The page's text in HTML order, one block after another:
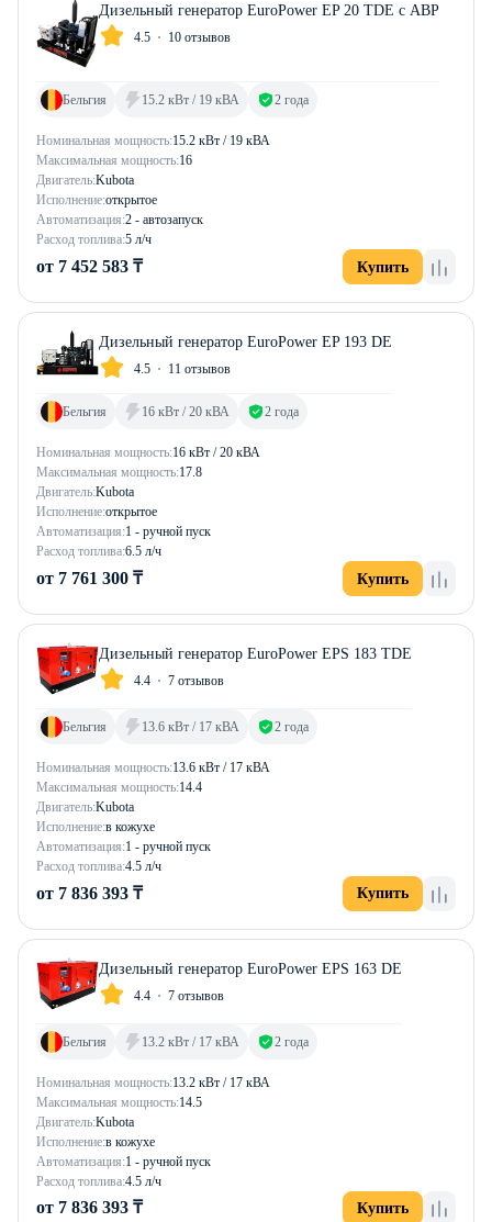
Дизельный генератор EuroPower EP 20 TDE с АВР
4.5 10 отзывов
Номинальная мощность:15.2 кВт / 19 кВА
Максимальная мощность:16
Двигатель:Kubota
Исполнение:открытое
Автоматизация:2 - автозапуск
Расход топлива:5 л/ч
Бельгия 15.2 кВт / 19 кВА 2 года
от 7 452 583 ₸ Купить
Дизельный генератор EuroPower EP 193 DE
4.5 11 отзывов
Номинальная мощность:16 кВт / 20 кВА
Максимальная мощность:17.8
Двигатель:Kubota
Исполнение:открытое
Автоматизация:1 - ручной пуск
Расход топлива:6.5 л/ч
Бельгия 16 кВт / 20 кВА 2 года
от 7 761 300 ₸ Купить
Дизельный генератор EuroPower EPS 183 TDE
4.4 7 отзывов
Номинальная мощность:13.6 кВт / 17 кВА
Максимальная мощность:14.4
Двигатель:Kubota
Исполнение:в кожухе
Автоматизация:1 - ручной пуск
Расход топлива:4.5 л/ч
Бельгия 13.6 кВт / 17 кВА 2 года
от 7 836 393 ₸ Купить
Дизельный генератор EuroPower EPS 163 DE
4.4 7 отзывов
Номинальная мощность:13.2 кВт / 17 кВА
Максимальная мощность:14.5
Двигатель:Kubota
Исполнение:в кожухе
Автоматизация:1 - ручной пуск
Расход топлива:4.5 л/ч
Бельгия 13.2 кВт / 17 кВА 2 года
от 7 836 393 ₸ Купить